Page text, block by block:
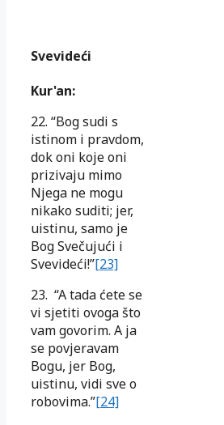
Svevideći
Kur'an:
22. “Bog sudi s
istinom i pravdom,
dok oni koje oni
prizivaju mimo
Njega ne mogu
nikako suditi; jer,
uistinu, samo je
Bog Svečujući i
Svevideći!”[23]
23. “A tada ćete se
vi sjetiti ovoga što
vam govorim. A ja
se povjeravam
Bogu, jer Bog,
uistinu, vidi sve o
robovima.”[24]